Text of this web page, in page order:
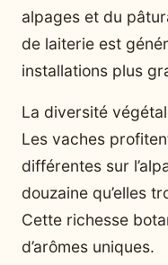
alpages et du
de laiterie est
installations plus
La diversité
Les vaches
différentes sur
douzaine qu’elles
Cette richesse
d’arômes uniques.